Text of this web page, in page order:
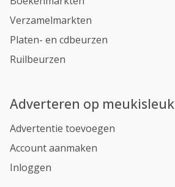
Verzamelmarkten
Platen- en cdbeurzen
Ruilbeurzen
Adverteren op meukisleuk
Advertentie toevoegen
Account aanmaken
Inloggen